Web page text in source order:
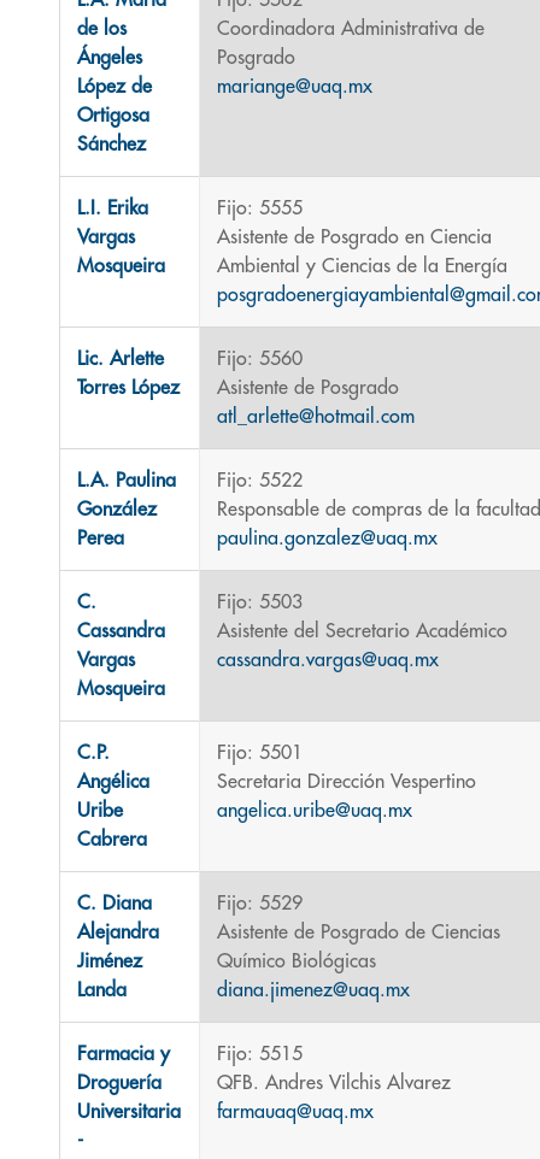
de los
Ángeles
López de
Ortigosa
Sánchez
Coordinadora Administrativa de
Posgrado
mariange@uaq.mx
L.I. Erika
Vargas
Mosqueira
Fijo: 5555
Asistente de Posgrado en Ciencia
Ambiental y Ciencias de la Energía
Lic. Arlette
Torres López
Fijo: 5560
Asistente de Posgrado
atl_arlette@hotmail.com
L.A. Paulina
González
Perea
Fijo: 5522
Responsable de compras de la facultad
paulina.gonzalez@uaq.mx
C.
Cassandra
Vargas
Mosqueira
Fijo: 5503
Asistente del Secretario Académico
cassandra.vargas@uaq.mx
C.P.
Angélica
Uribe
Cabrera
Fijo: 5501
Secretaria Dirección Vespertino
angelica.uribe@uaq.mx
C. Diana
Alejandra
Jiménez
Landa
Fijo: 5529
Asistente de Posgrado de Ciencias
Químico Biológicas
diana.jimenez@uaq.mx
Farmacia y
Droguería
Universitaria
-
Fijo: 5515
QFB. Andres Vilchis Alvarez
farmauaq@uaq.mx